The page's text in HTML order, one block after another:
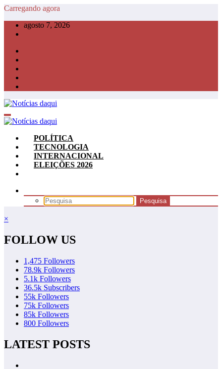
Pular
conteúdo
Carregando agora
agosto 7, 2026
POLÍTICA
TECNOLOGIA
INTERNACIONAL
ELEIÇÕES 2026
×
FOLLOW US
1,475 Followers
78.9k Followers
5.1k Followers
36.5k Subscribers
55k Followers
75k Followers
85k Followers
800 Followers
LATEST POSTS